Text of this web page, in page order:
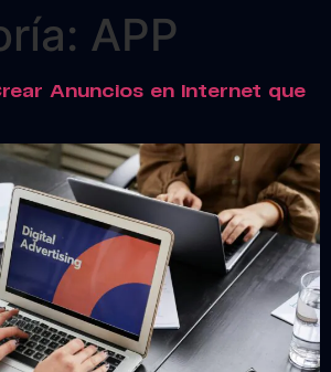
APP
Anuncios en Internet que